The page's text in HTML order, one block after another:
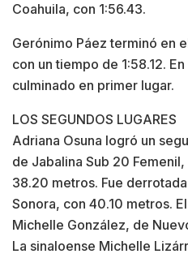
Coahuila, con 1:56.43.
Gerónimo Páez terminó en
con un tiempo de 1:58.12.
culminado en primer lugar.
LOS SEGUNDOS LUGARES
Adriana Osuna logró un
de Jabalina Sub 20
38.20 metros. Fue
Sonora, con 40.10 metros.
Michelle González, de
La sinaloense Michelle